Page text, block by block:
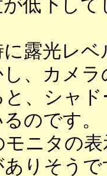
低下して
露光レベ
、カメラ
、シャド
のです。
ニタの
りそうで